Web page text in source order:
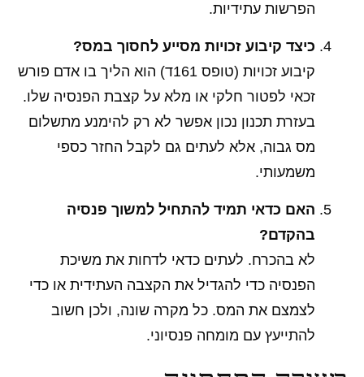
הפרשות עתידיות.
כיצד קיבוע זכויות מסייע לחסוך במס?
קיבוע זכויות (טופס 161ד) הוא הליך בו אדם פורש
זכאי לפטור חלקי או מלא על קצבת הפנסיה שלו.
בעזרת תכנון נכון אפשר לא רק להימנע מתשלום
מס גבוה, אלא לעתים גם לקבל החזר כספי
משמעותי.
האם כדאי תמיד להתחיל למשוך פנסיה
בהקדם?
לא בהכרח. לעתים כדאי לדחות את משיכת
הפנסיה כדי להגדיל את הקצבה העתידית או כדי
לצמצם את המס. כל מקרה שונה, ולכן חשוב
להתייעץ עם מומחה פנסיוני.